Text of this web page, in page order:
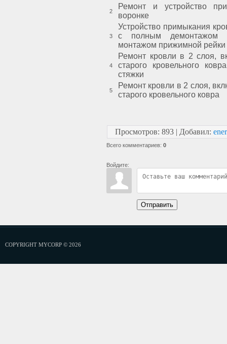
2
Ремонт и устройство
воронке
3
Устройство примыкания
с полным демонтажом
монтажом прижимной рейки
4
Ремонт кровли в 2 слоя,
старого кровельного
стяжки
5
Ремонт кровли в 2 слоя,
старого кровельного ковра
Просмотров: 893 | Добавил:
Всего комментариев: 0
Войдите:
Отправить
COPYRIGHT MYCORP © 2026